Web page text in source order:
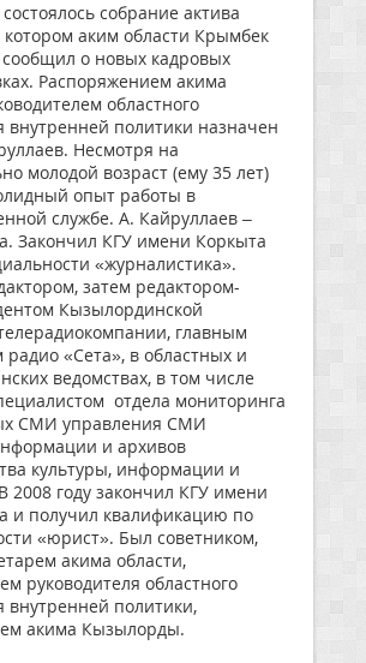
собрание актива
котором аким области Крымбек
о новых кадровых
Распоряжением акима
областного
внутренней политики назначен
Несмотря на
молодой возраст (ему 35 лет)
опыт работы в
службе. А. Кайруллаев –
Закончил КГУ имени Коркыта
«журналистика».
затем редактором-
Кызылординской
главным
радио «Сета», в областных и
ведомствах, в том числе
отдела мониторинга
СМИ управления СМИ
и архивов
культуры, информации и
2008 году закончил КГУ имени
и получил квалификацию по
«юрист». Был советником,
акима области,
руководителя областного
внутренней политики,
акима Кызылорды.